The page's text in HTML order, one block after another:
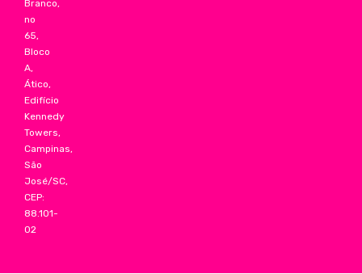
Branco,
no
65,
Bloco
A,
Ático,
Edifício
Kennedy
Towers,
Campinas,
São
José/SC,
CEP:
88.101-
02